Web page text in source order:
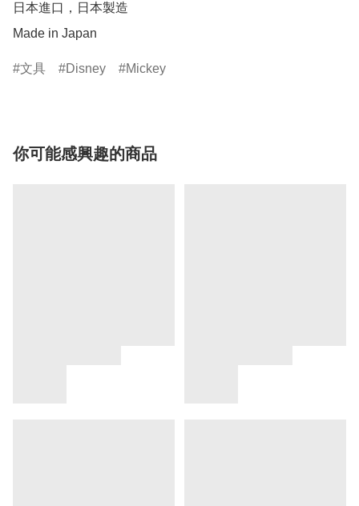
日本進口，日本製造
Made in Japan
文具 Disney Mickey
你可能感興趣的商品